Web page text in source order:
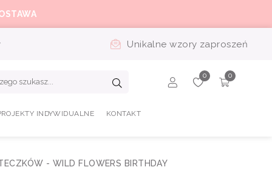
Unikalne wzory zaproszeń
INDYWIDUALNE KONTAKT
- WILD FLOWERS BIRTHDAY